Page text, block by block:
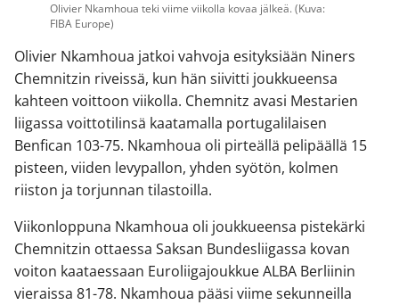
Olivier Nkamhoua teki viime viikolla kovaa jälkeä. (Kuva:
FIBA Europe)
Olivier Nkamhoua jatkoi vahvoja esityksiään Niners
Chemnitzin riveissä, kun hän siivitti joukkueensa
kahteen voittoon viikolla. Chemnitz avasi Mestarien
liigassa voittotilinsä kaatamalla portugalilaisen
Benfican 103-75. Nkamhoua oli pirteällä pelipäällä 15
pisteen, viiden levypallon, yhden syötön, kolmen
riiston ja torjunnan tilastoilla.
Viikonloppuna Nkamhoua oli joukkueensa pistekärki
Chemnitzin ottaessa Saksan Bundesliigassa kovan
voiton kaataessaan Euroliigajoukkue ALBA Berliinin
vieraissa 81-78. Nkamhoua pääsi viime sekunneilla